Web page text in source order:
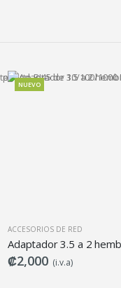
NUEVO
ACCESORIOS DE RED
₡2,000 (i.v.a)